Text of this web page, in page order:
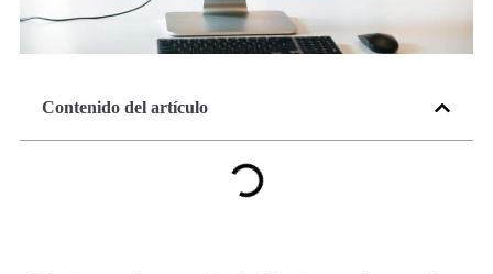
Contenido del artículo